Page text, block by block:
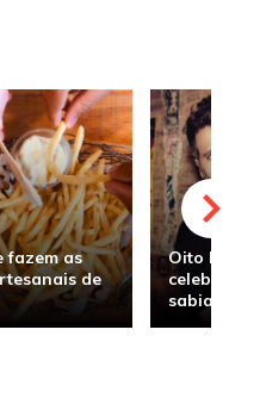
fazem as
de
Oito
sabia